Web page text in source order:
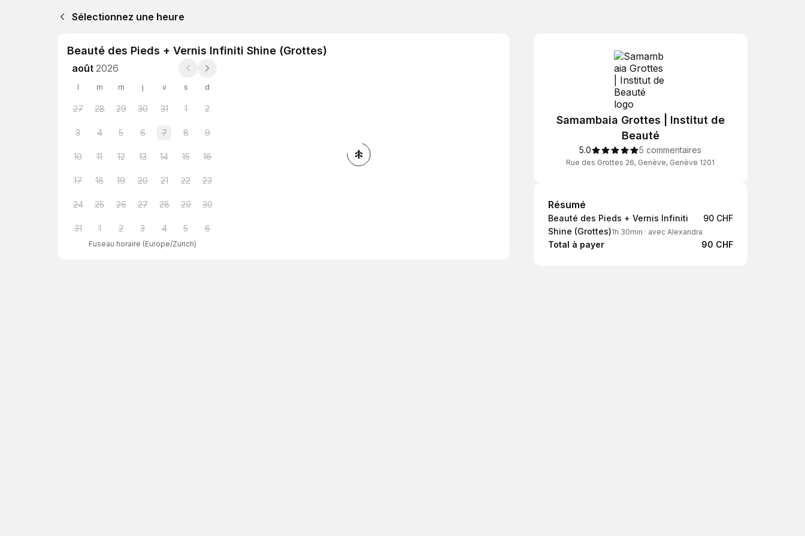
Sélectionnez une heure
Beauté des Pieds + Vernis Infiniti Shine (Grottes)
août 2026
l m m j v s d
27 28 29 30 31 1 2
3 4 5 6 7 8 9
10 11 12 13 14 15 16
17 18 19 20 21 22 23
24 25 26 27 28 29 30
31 1 2 3 4 5 6
Fuseau horaire (Europe/Zurich)
Samambaia Grottes | Institut de
Beauté
5.0 5 commentaires
Rue des Grottes 26, Genève, Genève 1201
Résumé
Résumé
Beauté des Pieds + Vernis Infiniti
Shine (Grottes)1h 30min · avec Alexandra
90 CHF
Total à payer 90 CHF